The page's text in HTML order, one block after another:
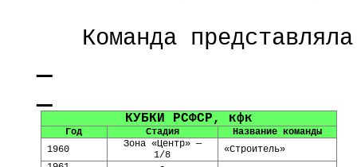
Команда
КУБКИ РСФСР, кфк
Год Стадия
Название команды
1960
Зона «Центр» —
1/8
«Строитель»